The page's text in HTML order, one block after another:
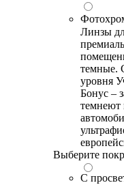
Линзы
темные.
уровня
Бонус –
темнеют
Выберите
С